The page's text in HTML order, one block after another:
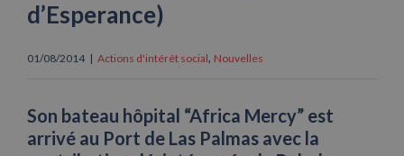
d’Esperance)
01/08/2014 | Actions d'intérêt social, Nouvelles
Son bateau hôpital “Africa Mercy” est
arrivé au Port de Las Palmas avec la